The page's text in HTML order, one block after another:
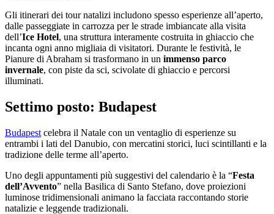
Gli itinerari dei tour natalizi includono spesso esperienze all’aperto,
dalle passeggiate in carrozza per le strade imbiancate alla visita
dell’Ice Hotel, una struttura interamente costruita in ghiaccio che
incanta ogni anno migliaia di visitatori. Durante le festività, le
Pianure di Abraham si trasformano in un immenso parco
invernale, con piste da sci, scivolate di ghiaccio e percorsi
illuminati.
Settimo posto: Budapest
Budapest celebra il Natale con un ventaglio di esperienze su
entrambi i lati del Danubio, con mercatini storici, luci scintillanti e la
tradizione delle terme all’aperto.
Uno degli appuntamenti più suggestivi del calendario è la “Festa
dell’Avvento” nella Basilica di Santo Stefano, dove proiezioni
luminose tridimensionali animano la facciata raccontando storie
natalizie e leggende tradizionali.